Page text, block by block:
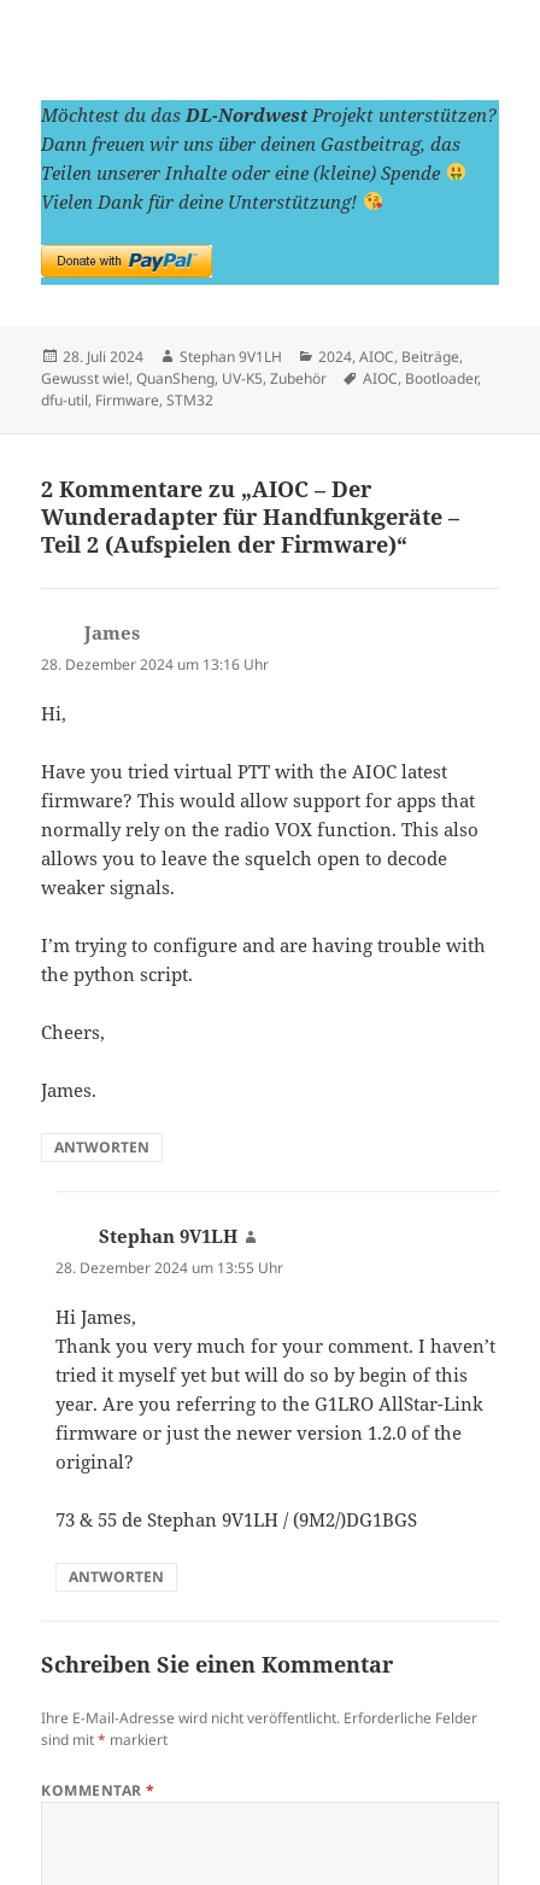
Möchtest du das DL-Nordwest Projekt unterstützen?
Dann freuen wir uns über deinen Gastbeitrag, das
Teilen unserer Inhalte oder eine (kleine) Spende
Vielen Dank für deine Unterstützung!
Veröffentlicht
am
28. Juli 2024 Autor
Stephan 9V1LH Kategorien
2024,AIOC, Beiträge,
Gewusst wie!,QuanSheng, UV-K5,Zubehör Schlagwörter
AIOC, Bootloader,
dfu-util, Firmware,STM32
2 Kommentare zu „AIOC – Der
Wunderadapter für Handfunkgeräte –
Teil 2 (Aufspielen der Firmware)“
James
28. Dezember 2024 um 13:16 Uhr
Hi,
Have you tried virtual PTT with the AIOC latest
firmware? This would allow support for apps that
normally rely on the radio VOX function. This also
allows you to leave the squelch open to decode
weaker signals.
I’m trying to configure and are having trouble with
the python script.
Cheers,
James.
ANTWORTEN
Stephan 9V1LH
28. Dezember 2024 um 13:55 Uhr
Hi James,
Thank you very much for your comment. I haven’t
tried it myself yet but will do so by begin of this
year. Are you referring to the G1LRO AllStar-Link
firmware or just the newer version 1.2.0 of the
original?
73 & 55 de Stephan 9V1LH / (9M2/)DG1BGS
ANTWORTEN
Schreiben Sie einen Kommentar
Ihre E-Mail-Adresse wird nicht veröffentlicht. Erforderliche Felder
sind mit* markiert
KOMMENTAR*